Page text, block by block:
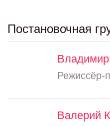
Постановочная
Режиссёр-
Валерий